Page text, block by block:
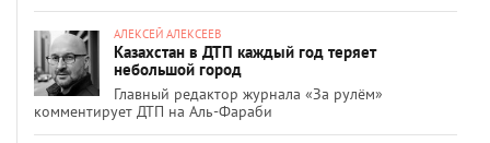
АЛЕКСЕЙ АЛЕКСЕЕВ
Казахстан в ДТП каждый год теряет
небольшой город
Главный редактор журнала «За рулём»
комментирует ДТП на Аль-Фараби